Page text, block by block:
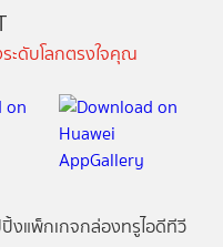
ะดับโลกตรงใจคุณ
งแพ็กเกจกล่องทรูไอดีทีวี